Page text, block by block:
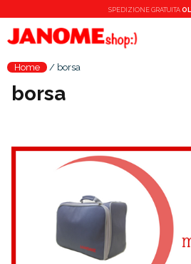
SPEDIZIONE GRATUITA
Home / borsa
borsa